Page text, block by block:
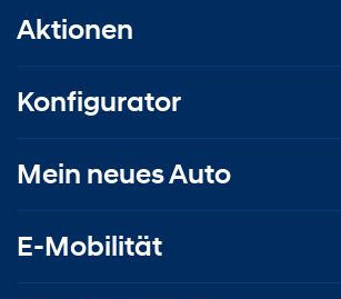
Aktionen
Konfigurator
Mein neues Auto
E-Mobilität